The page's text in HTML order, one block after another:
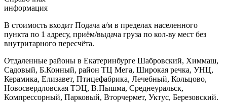
информация
В стоимость входит Подача а/м в пределах населенного
пункта по 1 адресу, приём/выдача груза по кол-ву мест без
внутритарного пересчёта.
Отдаленные районы в Екатеринбурге Шабровский, Химмаш,
Садовый, Б.Конный, район ТЦ Мега, Широкая речка, УНЦ,
Керамика, Елизавет, Птицефабрика, Лечебный, Кольцово,
Новосвердловская ТЭЦ, В.Пышма, Среднеуральск,
Компрессорный, Парковый, Вторчермет, Уктус, Березовский.